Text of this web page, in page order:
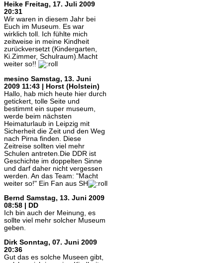
Heike Freitag, 17. Juli 2009
20:31
Wir waren in diesem Jahr bei
Euch im Museum. Es war
wirklich toll. Ich fühlte mich
zeitweise in meine Kindheit
zurückversetzt (Kindergarten,
Ki.Zimmer, Schulraum).Macht
weiter so!!
mesino Samstag, 13. Juni
2009 11:43 | Horst (Holstein)
Hallo, hab mich heute hier durch
getickert, tolle Seite und
bestimmt ein super museum,
werde beim nächsten
Heimaturlaub in Leipzig mit
Sicherheit die Zeit und den Weg
nach Pirna finden. Diese
Zeitreise sollten viel mehr
Schulen antreten.Die DDR ist
Geschichte im doppelten Sinne
und darf daher nicht vergessen
werden. An das Team: "Macht
weiter so!" Ein Fan aus SH
Bernd Samstag, 13. Juni 2009
08:58 | DD
Ich bin auch der Meinung, es
sollte viel mehr solcher Museum
geben.
Dirk Sonntag, 07. Juni 2009
20:36
Gut das es solche Museen gibt,